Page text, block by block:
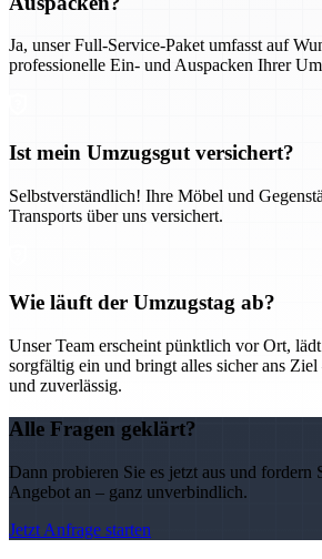
Ja, unser Full-Service-Paket umfasst auf
professionelle Ein- und Auspacken Ihrer
Ist mein Umzugsgut versichert?
Selbstverständlich! Ihre Möbel und
Transports über uns versichert.
Wie läuft der Umzugstag ab?
Unser Team erscheint pünktlich vor Ort,
sorgfältig ein und bringt alles sicher ans
und zuverlässig.
Alle Fragen geklärt?
Dann probieren Sie es jetzt aus und fordern
Angebot an – ganz unverbindlich.
Jetzt Anfrage starten